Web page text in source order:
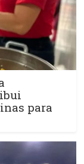
para